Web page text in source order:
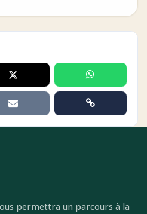
permettra un parcours à la